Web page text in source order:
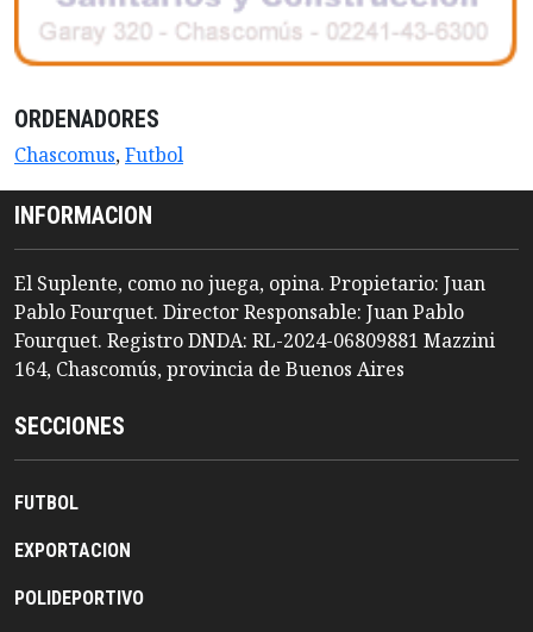
ORDENADORES
Chascomus,Futbol
INFORMACION
El Suplente, como no juega, opina. Propietario: Juan
Pablo Fourquet. Director Responsable: Juan Pablo
Fourquet. Registro DNDA: RL-2024-06809881 Mazzini
164, Chascomús, provincia de Buenos Aires
SECCIONES
FUTBOL
EXPORTACION
POLIDEPORTIVO